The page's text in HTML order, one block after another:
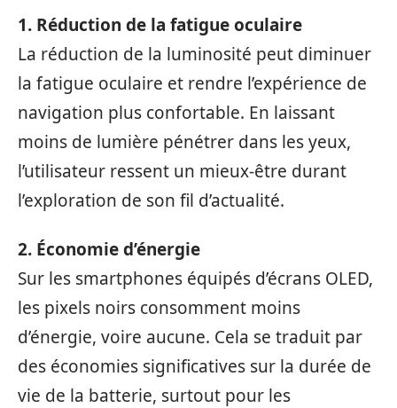
1. Réduction de la fatigue oculaire
La réduction de la luminosité peut diminuer
la fatigue oculaire et rendre l’expérience de
navigation plus confortable. En laissant
moins de lumière pénétrer dans les yeux,
l’utilisateur ressent un mieux-être durant
l’exploration de son fil d’actualité.
2. Économie d’énergie
Sur les smartphones équipés d’écrans OLED,
les pixels noirs consomment moins
d’énergie, voire aucune. Cela se traduit par
des économies significatives sur la durée de
vie de la batterie, surtout pour les